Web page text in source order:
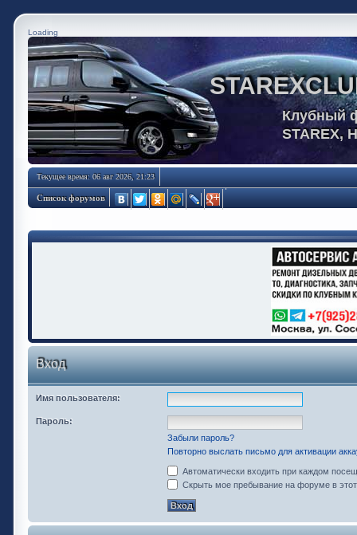
Loading
Клубный
STAREX,
Текущее время: 06 авг 2026, 21:23
Список форумов
Вход
Имя пользователя:
Пароль:
Забыли пароль?
Повторно выслать письмо для активации
Автоматически входить при каждом
Скрыть мое пребывание на форуме в